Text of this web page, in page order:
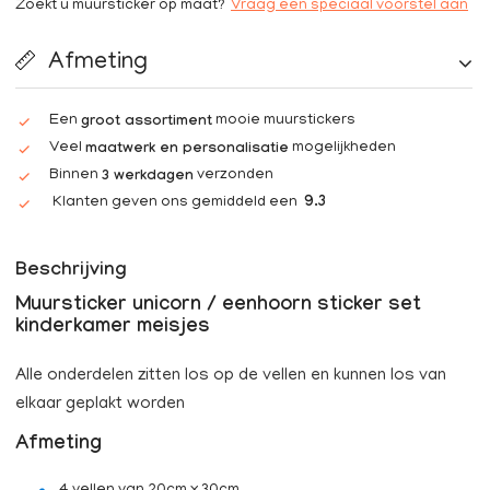
Zoekt u muursticker op maat? Vraag een speciaal voorstel aan
Afmeting
Een groot assortiment mooie muurstickers
Veel maatwerk en personalisatie mogelijkheden
Binnen 3 werkdagen verzonden
Klanten geven ons gemiddeld een 9.3
Beschrijving
Muursticker unicorn / eenhoorn sticker set
kinderkamer meisjes
Alle onderdelen zitten los op de vellen en kunnen los van
elkaar geplakt worden
Afmeting